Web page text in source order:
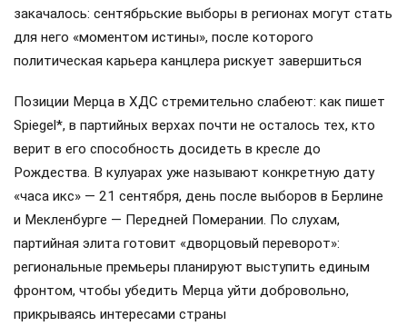
закачалось: сентябрьские выборы в регионах могут стать
для него «моментом истины», после которого
политическая карьера канцлера рискует завершиться
Позиции Мерца в ХДС стремительно слабеют: как пишет
Spiegel*, в партийных верхах почти не осталось тех, кто
верит в его способность досидеть в кресле до
Рождества. В кулуарах уже называют конкретную дату
«часа икс» — 21 сентября, день после выборов в Берлине
и Мекленбурге — Передней Померании. По слухам,
партийная элита готовит «дворцовый переворот»:
региональные премьеры планируют выступить единым
фронтом, чтобы убедить Мерца уйти добровольно,
прикрываясь интересами страны